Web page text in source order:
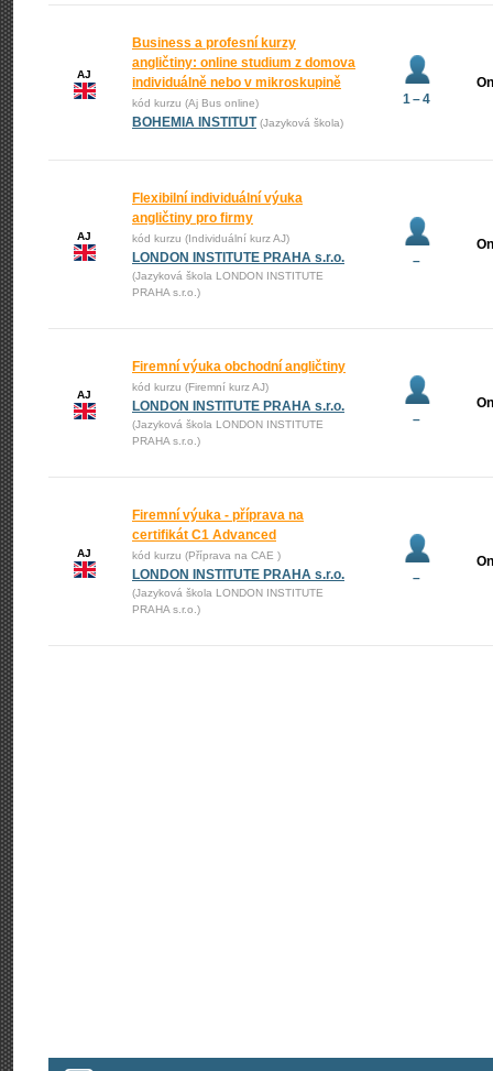
AJ
Business a profesní kurzy
angličtiny: online studium z domova
individuálně nebo v mikroskupině
kód kurzu (Aj Bus online)
BOHEMIA INSTITUT (Jazyková škola)
1 – 4
AJ
Flexibilní individuální výuka
angličtiny pro firmy
kód kurzu (Individuální kurz AJ)
LONDON INSTITUTE PRAHA s.r.o.
(Jazyková škola LONDON INSTITUTE
PRAHA s.r.o.)
–
AJ
Firemní výuka obchodní angličtiny
kód kurzu (Firemní kurz AJ)
LONDON INSTITUTE PRAHA s.r.o.
(Jazyková škola LONDON INSTITUTE
PRAHA s.r.o.)
–
AJ
Firemní výuka - příprava na
certifikát C1 Advanced
kód kurzu (Příprava na CAE )
LONDON INSTITUTE PRAHA s.r.o.
(Jazyková škola LONDON INSTITUTE
PRAHA s.r.o.)
–